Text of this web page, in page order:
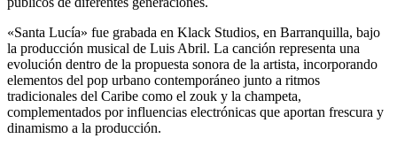
«Santa Lucía» fue grabada en Klack Studios, en Barranquilla, bajo
la producción musical de Luis Abril. La canción representa una
evolución dentro de la propuesta sonora de la artista, incorporando
elementos del pop urbano contemporáneo junto a ritmos
tradicionales del Caribe como el zouk y la champeta,
complementados por influencias electrónicas que aportan frescura y
dinamismo a la producción.